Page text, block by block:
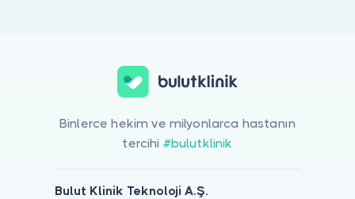
Binlerce hekim ve milyonlarca hastanın
tercihi #bulutklinik
Bulut Klinik Teknoloji A.Ş.